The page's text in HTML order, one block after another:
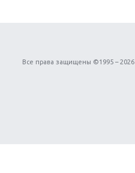
Все права защищены ©1995 – 2026